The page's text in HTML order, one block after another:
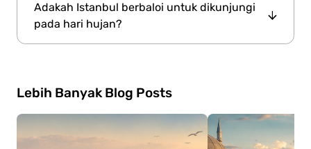
Topkapi ,Istana Dolmabahce,Kemiri Basilika,
Muzium Arkeologi Istanbul,
Adakah Istanbul berbaloi untuk dikunjungi
pada hari hujan?
bawah tanah , bazar dan hammam yang
menjadikan hari hujan sesuai untuk
Lebih Banyak Blog Posts